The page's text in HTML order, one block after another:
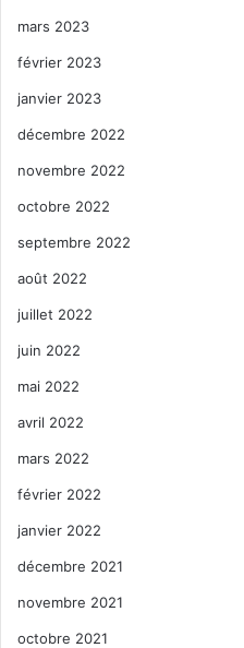
mars 2023
février 2023
janvier 2023
décembre 2022
novembre 2022
octobre 2022
septembre 2022
août 2022
juillet 2022
juin 2022
mai 2022
avril 2022
mars 2022
février 2022
janvier 2022
décembre 2021
novembre 2021
octobre 2021